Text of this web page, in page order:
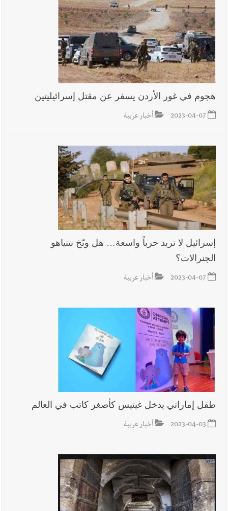
في ثانوية السفير : تعلّمت منكم حب الوطن والتمسك بالأرض ...
والجنوب هو عزة وكرامة لبنان
هجوم في غور الأردن يسفر عن مقتل إسرائيليتين
2023-04-07 أخبار عربية
إسرائيل لا تريد حرباً واسعة… هل وبّخ نتنياهو
الجنرالات؟
2023-04-07 أخبار عربية
طفل إماراتي يدخل غينيس كأصغر كاتب في العالم
2023-04-03 أخبار عربية